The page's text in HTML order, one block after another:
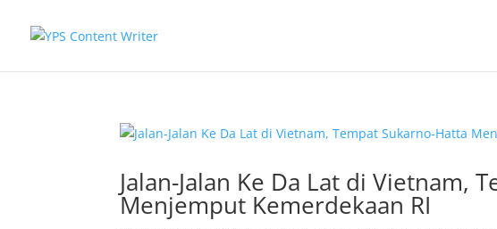
Jalan-Jalan Ke Da Lat di Vietnam,
Menjemput Kemerdekaan RI